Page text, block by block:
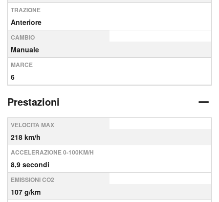
TRAZIONE
Anteriore
CAMBIO
Manuale
MARCE
6
Prestazioni
VELOCITÀ MAX
218 km/h
ACCELERAZIONE 0-100KM/H
8,9 secondi
EMISSIONI CO2
107 g/km